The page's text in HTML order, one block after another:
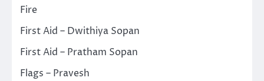
Fire
First Aid – Dwithiya Sopan
First Aid – Pratham Sopan
Flags – Pravesh